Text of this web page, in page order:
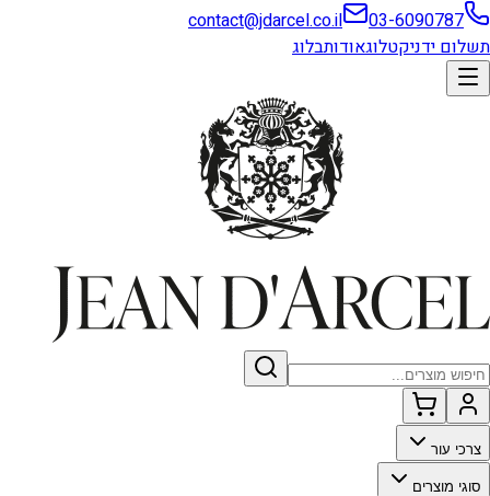
03-6090787
contact@jdarcel.co.il
תשלום ידניקטלוגאודותבלוג
צרכי עור
סוגי מוצרים